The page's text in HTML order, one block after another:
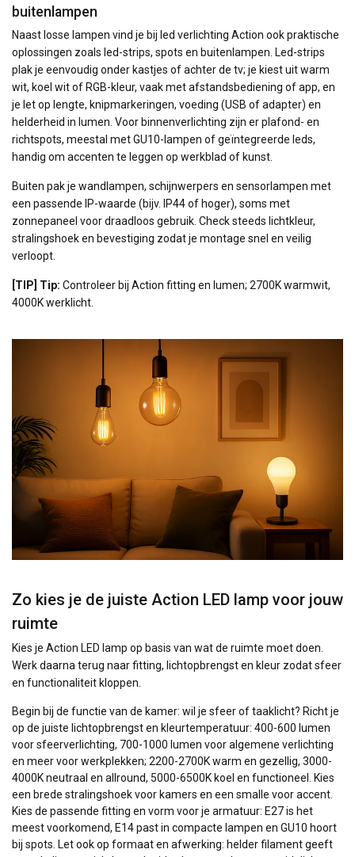
buitenlampen
Naast losse lampen vind je bij led verlichting Action ook praktische
oplossingen zoals led-strips, spots en buitenlampen. Led-strips
plak je eenvoudig onder kastjes of achter de tv; je kiest uit warm
wit, koel wit of RGB-kleur, vaak met afstandsbediening of app, en
je let op lengte, knipmarkeringen, voeding (USB of adapter) en
helderheid in lumen. Voor binnenverlichting zijn er plafond- en
richtspots, meestal met GU10-lampen of geïntegreerde leds,
handig om accenten te leggen op werkblad of kunst.
Buiten pak je wandlampen, schijnwerpers en sensorlampen met
een passende IP-waarde (bijv. IP44 of hoger), soms met
zonnepaneel voor draadloos gebruik. Check steeds lichtkleur,
stralingshoek en bevestiging zodat je montage snel en veilig
verloopt.
[TIP] Tip: Controleer bij Action fitting en lumen; 2700K warmwit,
4000K werklicht.
Zo kies je de juiste Action LED lamp voor jouw
ruimte
Kies je Action LED lamp op basis van wat de ruimte moet doen.
Werk daarna terug naar fitting, lichtopbrengst en kleur zodat sfeer
en functionaliteit kloppen.
Begin bij de functie van de kamer: wil je sfeer of taaklicht? Richt je
op de juiste lichtopbrengst en kleurtemperatuur: 400-600 lumen
voor sfeerverlichting, 700-1000 lumen voor algemene verlichting
en meer voor werkplekken; 2200-2700K warm en gezellig, 3000-
4000K neutraal en allround, 5000-6500K koel en functioneel. Kies
een brede stralingshoek voor kamers en een smalle voor accent.
Kies de passende fitting en vorm voor je armatuur: E27 is het
meest voorkomend, E14 past in compacte lampen en GU10 hoort
bij spots. Let ook op formaat en afwerking: helder filament geeft